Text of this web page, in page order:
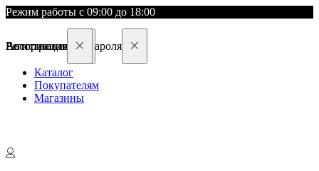
Режим работы с 09:00 до 18:00
Каталог
Покупателям
Магазины
Восстановление пароля
Авторизация
Регистрация